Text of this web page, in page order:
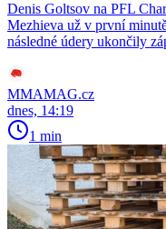
Denis Goltsov na PFL
Mezhieva už v první
následné údery ukončily
MMAMAG.cz
dnes, 14:19
1 min